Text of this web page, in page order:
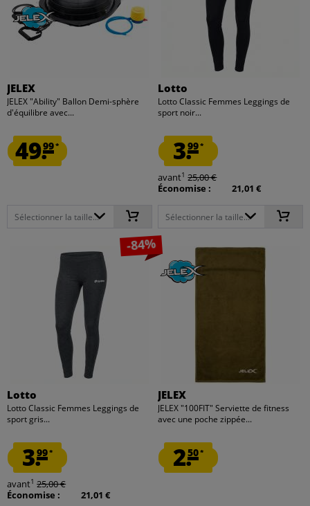
JELEX
JELEX "Ability" Ballon Demi-sphère
d'équilibre avec...
49.99*
Sélectionner la taille...
Lotto
Lotto Classic Femmes Leggings de
sport noir...
3.99*
avant1 25,00 €
Économise :
21,01 €
Sélectionner la taille...
-84%
Lotto
Lotto Classic Femmes Leggings de
sport gris...
3.99*
avant1 25,00 €
Économise :
21,01 €
JELEX
JELEX "100FIT" Serviette de fitness
avec une poche zippée...
2.50*